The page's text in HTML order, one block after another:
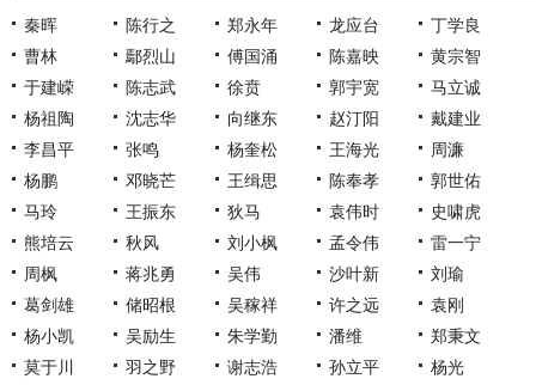
秦晖 陈行之 郑永年 龙应台
丁学良
曹林
鄢烈山 傅国涌 陈嘉映
黄宗智
于建嵘
陈志武 徐贲 郭宇宽
马立诚
杨祖陶
沈志华 向继东 赵汀阳
戴建业
李昌平
张鸣 杨奎松 王海光
周濂
杨鹏
邓晓芒 王缉思 陈奉孝
郭世佑
马玲
王振东 狄马 袁伟时
史啸虎
熊培云
秋风 刘小枫 孟令伟
雷一宁
周枫
蒋兆勇 吴伟 沙叶新
刘瑜
葛剑雄
储昭根 吴稼祥 许之远
袁刚
杨小凯
吴励生 朱学勤 潘维
郑秉文
莫于川
羽之野 谢志浩 孙立平 杨光